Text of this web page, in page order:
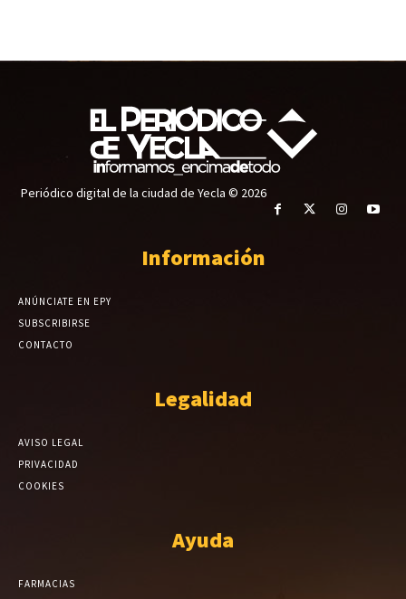
Periódico digital de la ciudad de Yecla © 2026
Información
ANÚNCIATE EN EPY
SUBSCRIBIRSE
CONTACTO
Legalidad
AVISO LEGAL
PRIVACIDAD
COOKIES
Ayuda
FARMACIAS